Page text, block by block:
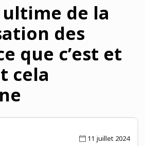
de la
des
que c’est et
cela
11 juillet 2024